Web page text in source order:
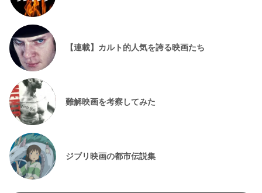
【連載】カルト的人気を誇る映画たち
難解映画を考察してみた
ジブリ映画の都市伝説集